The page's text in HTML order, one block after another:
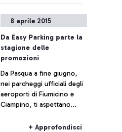
8 aprile 2015
Da Easy Parking parte la
stagione delle
promozioni
Da Pasqua a fine giugno,
nei parcheggi ufficiali degli
aeroporti di Fiumicino e
Ciampino, ti aspettano
faranno decollare ancora
+ Approfondisci